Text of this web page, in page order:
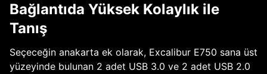
Bağlantıda Yüksek Kolaylık ile
Tanış
Seçeceğin anakarta ek olarak, Excalibur E750 sana üst
yüzeyinde bulunan 2 adet USB 3.0 ve 2 adet USB 2.0